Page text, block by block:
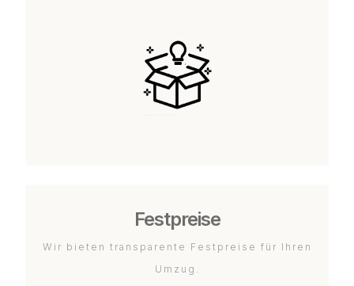
Festpreise
Wir bieten transparente Festpreise für Ihren
Umzug.